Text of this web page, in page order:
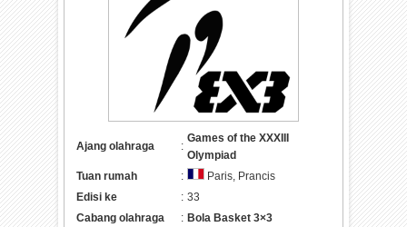
Ajang olahraga :
Games of the XXXIII
Olympiad
Tuan rumah
:
Paris, Prancis
Edisi ke
: 33
Cabang olahraga
: Bola Basket 3×3